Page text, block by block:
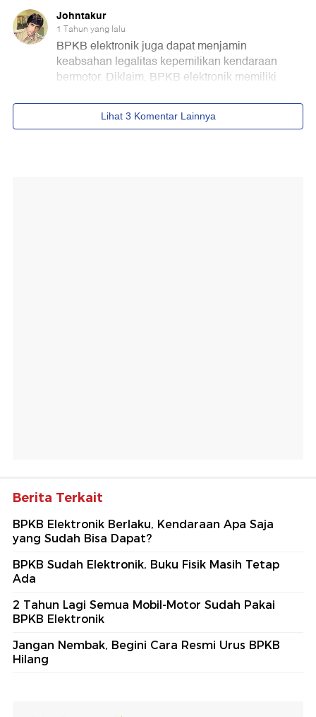
Berita Terkait
BPKB Elektronik Berlaku, Kendaraan Apa Saja
yang Sudah Bisa Dapat?
BPKB Sudah Elektronik, Buku Fisik Masih Tetap
Ada
2 Tahun Lagi Semua Mobil-Motor Sudah Pakai
BPKB Elektronik
Jangan Nembak, Begini Cara Resmi Urus BPKB
Hilang